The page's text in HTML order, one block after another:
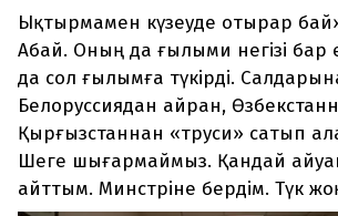
Ықтырмамен күзеуде отырар
Абай. Оның да ғылыми негізі бар
да сол ғылымға түкірді.
Белоруссиядан айран,
Қырғызстаннан «труси» сатып
Шеге шығармаймыз. Қандай
айттым. Минстріне бердім. Түк